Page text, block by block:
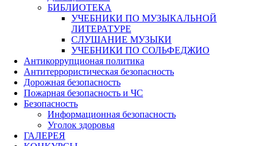
БИБЛИОТЕКА
УЧЕБНИКИ ПО МУЗЫКАЛЬНОЙ
ЛИТЕРАТУРЕ
СЛУШАНИЕ МУЗЫКИ
УЧЕБНИКИ ПО СОЛЬФЕДЖИО
Антикоррупционая политика
Антитеррористическая безопасность
Дорожная безопасность
Пожарная безопасность и ЧС
Безопасность
Информационная безопасность
Уголок здоровья
ГАЛЕРЕЯ